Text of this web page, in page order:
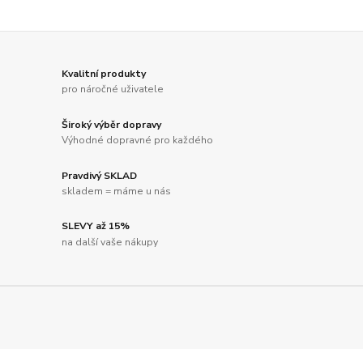
Kvalitní produkty
pro náročné uživatele
Široký výběr dopravy
Výhodné dopravné pro každého
Pravdivý SKLAD
skladem = máme u nás
SLEVY až 15%
na další vaše nákupy